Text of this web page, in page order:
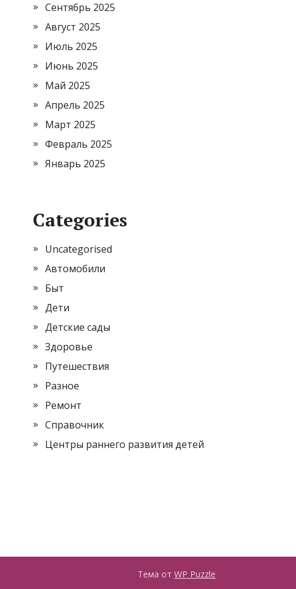
Сентябрь 2025
Август 2025
Июль 2025
Июнь 2025
Май 2025
Апрель 2025
Март 2025
Февраль 2025
Январь 2025
Categories
Uncategorised
Автомобили
Быт
Дети
Детские сады
Здоровье
Путешествия
Разное
Ремонт
Справочник
Центры раннего развития детей
Тема от WP Puzzle